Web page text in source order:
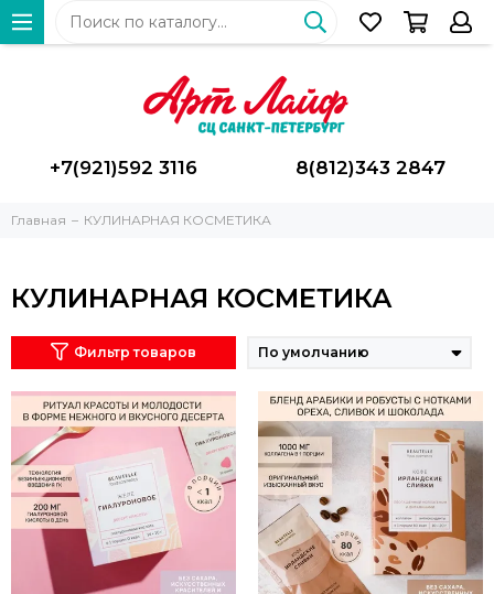
+7(921)592 3116 8(812)343 2847
Главная КУЛИНАРНАЯ КОСМЕТИКА
КУЛИНАРНАЯ КОСМЕТИКА
Фильтр товаров